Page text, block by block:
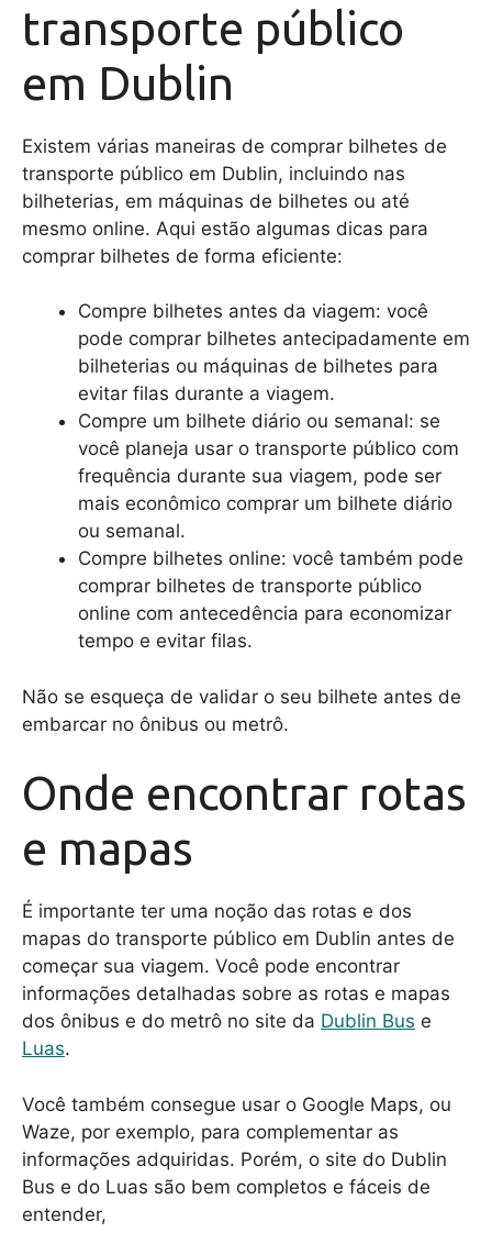
transporte público
em Dublin
Existem várias maneiras de comprar bilhetes de
transporte público em Dublin, incluindo nas
bilheterias, em máquinas de bilhetes ou até
mesmo online. Aqui estão algumas dicas para
comprar bilhetes de forma eficiente:
Compre bilhetes antes da viagem: você
pode comprar bilhetes antecipadamente em
bilheterias ou máquinas de bilhetes para
evitar filas durante a viagem.
Compre um bilhete diário ou semanal: se
você planeja usar o transporte público com
frequência durante sua viagem, pode ser
mais econômico comprar um bilhete diário
ou semanal.
Compre bilhetes online: você também pode
comprar bilhetes de transporte público
online com antecedência para economizar
tempo e evitar filas.
Não se esqueça de validar o seu bilhete antes de
embarcar no ônibus ou metrô.
Onde encontrar rotas
e mapas
É importante ter uma noção das rotas e dos
mapas do transporte público em Dublin antes de
começar sua viagem. Você pode encontrar
informações detalhadas sobre as rotas e mapas
dos ônibus e do metrô no site da Dublin Bus e
Luas.
Você também consegue usar o Google Maps, ou
Waze, por exemplo, para complementar as
informações adquiridas. Porém, o site do Dublin
Bus e do Luas são bem completos e fáceis de
entender,